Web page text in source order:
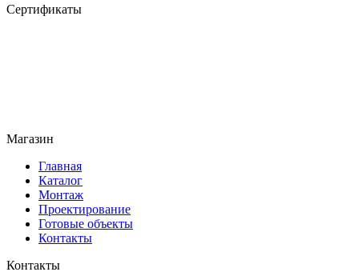
Сертификаты
Магазин
Главная
Каталог
Монтаж
Проектирование
Готовые объекты
Контакты
Контакты